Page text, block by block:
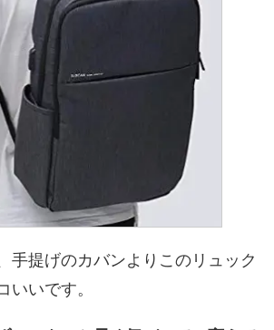
手提げのカバンよりこのリュック
いいです。